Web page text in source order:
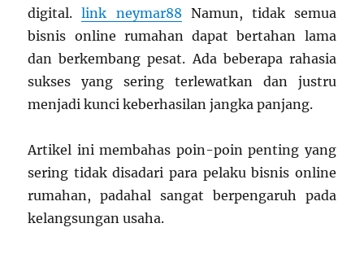
digital.link neymar88 Namun, tidak semua
bisnis online rumahan dapat bertahan lama
dan berkembang pesat. Ada beberapa rahasia
sukses yang sering terlewatkan dan justru
menjadi kunci keberhasilan jangka panjang.
Artikel ini membahas poin-poin penting yang
sering tidak disadari para pelaku bisnis online
rumahan, padahal sangat berpengaruh pada
kelangsungan usaha.